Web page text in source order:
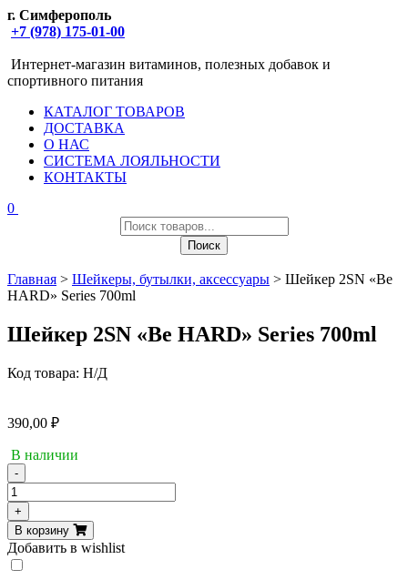
г. Симферополь
+7 (978) 175-01-00
Интернет-магазин витаминов, полезных добавок и
спортивного питания
КАТАЛОГ ТОВАРОВ
ДОСТАВКА
О НАС
СИСТЕМА ЛОЯЛЬНОСТИ
КОНТАКТЫ
0
Поиск
товаров
Поиск
Главная > Шейкеры, бутылки, аксессуары > Шейкер 2SN «Be
HARD» Series 700ml
Шейкер 2SN «Be HARD» Series 700ml
Код товара: Н/Д
390,00 ₽
В наличии
-
Количество
товара
Шейкер
2SN
"Be
HARD"
+
В корзину
Добавить в wishlist